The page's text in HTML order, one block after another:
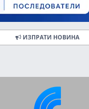
ИЗПРАТИ НОВИНА